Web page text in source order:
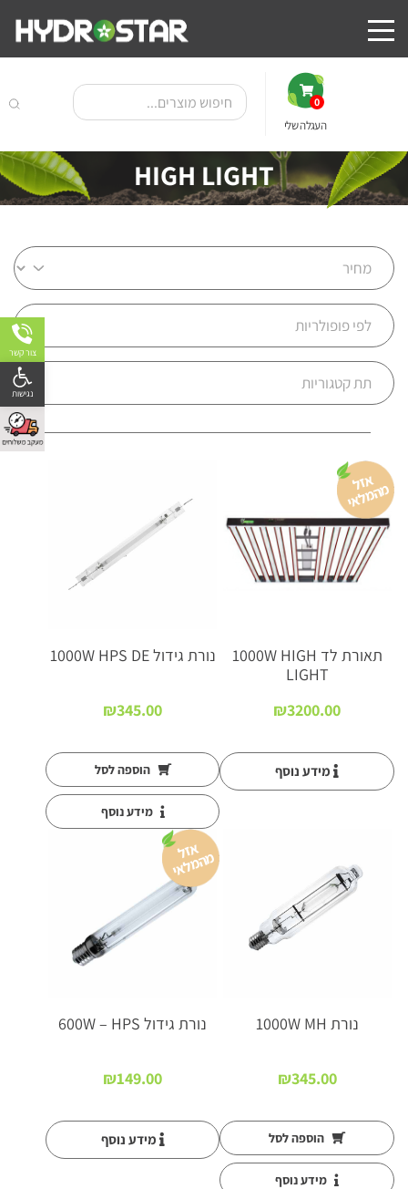
0
העגלה שלי
HIGH LIGHT
א
זל
מ
ה
מ
ל
א
י
תאורת לד 1000W HIGH
LIGHT
₪3200.00
מידע נוסף
נורת גידול 1000W HPS DE
₪345.00
הוספה לסל
מידע נוסף
נורת 1000W MH
₪345.00
הוספה לסל
מידע נוסף
א
זל
מ
ה
מ
ל
א
י
נורת גידול 600W – HPS
₪149.00
מידע נוסף
צור קשר